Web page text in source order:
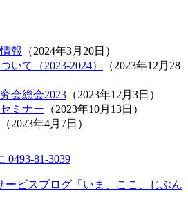
報 （2024年3月20日 ）
いて（2023-2024）
（2023年12月28
会総会2023 （2023年12月3日 ）
ミナー （2023年10月13日 ）
（2023年4月7日 ）